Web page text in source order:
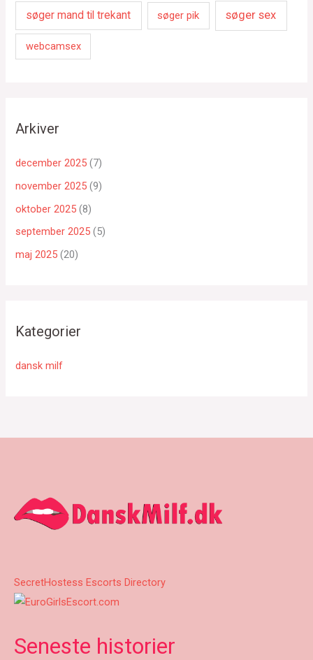
søger mand til trekant søger pik søger sex
webcamsex
Arkiver
december 2025 (7)
november 2025 (9)
oktober 2025 (8)
september 2025 (5)
maj 2025 (20)
Kategorier
dansk milf
SecretHostess Escorts Directory
Seneste historier